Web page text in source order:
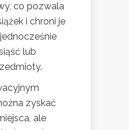
co pozwala
i chroni je
lub
zyskać
ale